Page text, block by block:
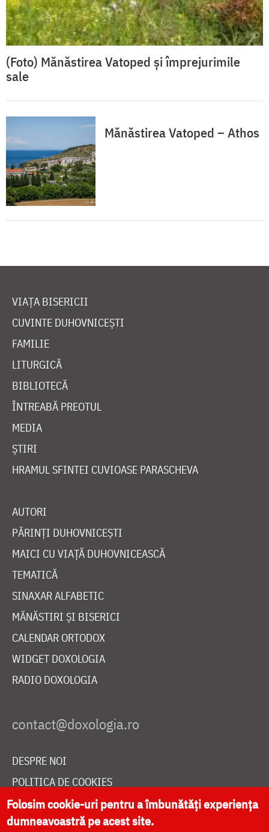
(Foto) Mănăstirea Vatoped și împrejurimile
sale
Mănăstirea Vatoped – Athos
VIAȚA BISERICII
CUVINTE DUHOVNICEȘTI
FAMILIE
LITURGICĂ
BIBLIOTECĂ
ÎNTREABĂ PREOTUL
MEDIA
ȘTIRI
HRAMUL SFINTEI CUVIOASE PARASCHEVA
AUTORI
PĂRINȚI DUHOVNICEȘTI
MAICI CU VIAȚĂ DUHOVNICEASCĂ
TEMATICĂ
SINAXAR ALFABETIC
MĂNĂSTIRI ȘI BISERICI
CALENDAR ORTODOX
WIDGET DOXOLOGIA
RADIO DOXOLOGIA
DESPRE NOI
POLITICA DE COOKIES
DONEAZĂ ONLINE PENTRU CATEDRALA NAȚIONALĂ
Folosim cookie-uri pentru a îmbunătăți experiența
dumneavoastră pe acest site.